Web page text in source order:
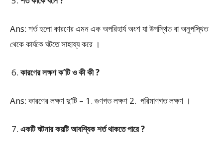
Ans: শর্ত হলো কারণের এমন এক অপরিহার্য অংশ যা উপস্থিত বা অনুপস্থিত
থেকে কার্যকে ঘটতে সাহায্য করে ।
কারণের লক্ষণ ক’টি ও কী কী ?
Ans: কারণের লক্ষণ দু’টি – 1. গুণগত লক্ষণ 2. পরিমাণগত লক্ষণ ।
একটি ঘটনার কয়টি আবশ্যিক শর্ত থাকতে পারে ?